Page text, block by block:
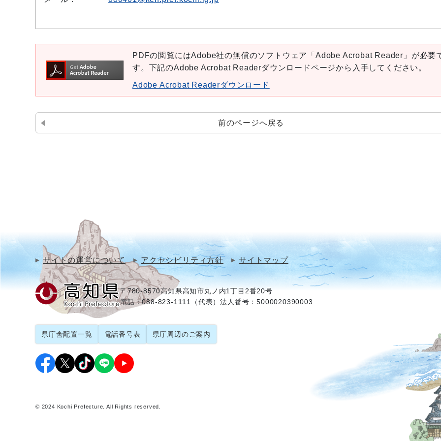
PDFの閲覧にはAdobe社の無償のソフトウェア「Adobe Acrobat Reader」が必要
す。下記のAdobe Acrobat Readerダウンロードページから入手してください。
Adobe Acrobat Readerダウンロード
前のページへ戻る
サイトの運営について アクセシビリティ方針 サイトマップ
〒780-8570高知県高知市丸ノ内1丁目2番20号
電話：088-823-1111（代表）法人番号：5000020390003
県庁舎配置一覧 電話番号表 県庁周辺のご案内
© 2024 Kochi Prefecture. All Rights reserved.